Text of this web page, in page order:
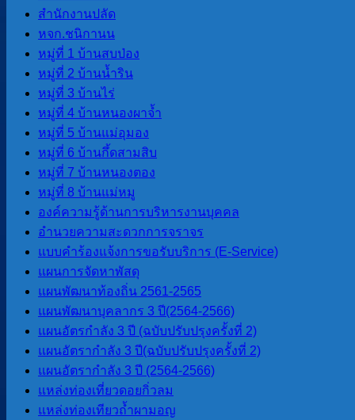
สํานักงานปลัด
หจก.ชนิกานน
หมู่ที่ 1 บ้านสบป่อง
หมู่ที่ 2 บ้านน้ำริน
หมู่ที่ 3 บ้านไร่
หมู่ที่ 4 บ้านหนองผาจ้ำ
หมู่ที่ 5 บ้านแม่อุมอง
หมู่ที่ 6 บ้านกึ้ดสามสิบ
หมู่ที่ 7 บ้านหนองตอง
หมู่ที่ 8 บ้านแม่หมู
องค์ความรู้ด้านการบริหารงานบุคคล
อำนวยความสะดวกการจราจร
แบบคำร้องแจ้งการขอรับบริการ (E-Service)
แผนการจัดหาพัสดุ
แผนพัฒนาท้องถิ่น 2561-2565
แผนพัฒนาบุคลากร 3 ปี(2564-2566)
แผนอัตรกำลัง 3 ปี (ฉบับปรับปรุงครั้งที่ 2)
แผนอัตรากำลัง 3 ปี(ฉบับปรับปรุงครั้งที่ 2)
แผนอัตรากําลัง 3 ปี (2564-2566)
แหล่งท่องเที่ยวดอยกิ่วลม
แหล่งท่องเทียวถ้ำผามอญ
การประเมินคุณธรรมและความ
โปร่งใสของ อปท. (ITA) 2568
การประเมินคุณธรรมและความ
โปร่งใสของ อปท. (ITA) 2569
LPA
การประเมินประสิทธิภาพขององค์กร
ปกครองส่วนท้องถิ่น LPA
แผนพัฒนา
แผนยุทธศาสตร์การพัฒนา
แผนพัฒนาบุคลากร 3 ปี(2564-2566)
แผนอัตรากําลัง 3 ปี (2564-2566)
ข้อบัญญัติงบประมาณรายจ่ายประจำปี
แผนการดําเนินการ
แผนการจัดหาพัสดุ